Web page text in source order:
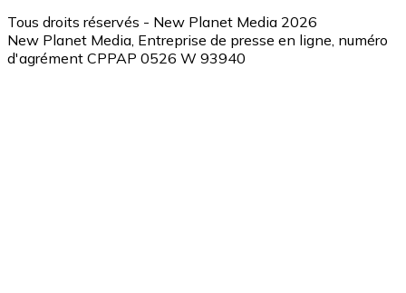
Tous droits réservés - New Planet Media 2026
New Planet Media, Entreprise de presse en ligne, numéro
d'agrément CPPAP 0526 W 93940